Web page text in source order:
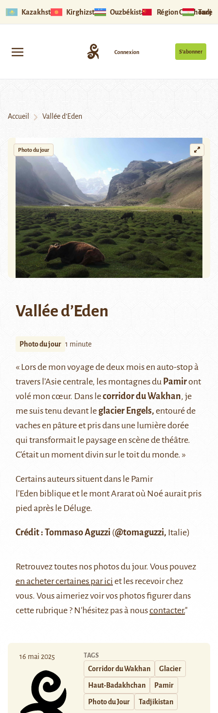
Kazakhstan Kirghizstan Ouzbékistan Région Ouïghoure
S’abonner
Connexion
Accueil Vallée d’Eden
Photo du jour
Vallée d’Eden
Photo du jour 1 minute
« Lors de mon voyage de deux mois en auto-stop à
travers l’Asie centrale, les montagnes du Pamiront
volé mon cœur. Dans lecorridor du Wakhan, je
me suis tenu devant le glacier Engels, entouré de
vaches en pâture et pris dans une lumière dorée
qui transformait le paysage en scène de théâtre.
C’était un moment divin sur le toit du monde. »
Certains auteurs situent dans le Pamir
l’Eden biblique et le mont Ararat où Noé aurait pris
pied après le Déluge.
Crédit : Tommaso Aguzzi (@tomaguzzi, Italie)
Retrouveztoutes nos photos du jour. Vous pouvez
en acheter certaines par ici et les recevoir chez
vous. Vous aimeriez voir vos photos figurer dans
cette rubrique ? N'hésitez pas à nouscontacter."
16 mai 2025 TAGS
Corridor du Wakhan Glacier
Haut-Badakhchan Pamir
Photo du Jour Tadjikistan